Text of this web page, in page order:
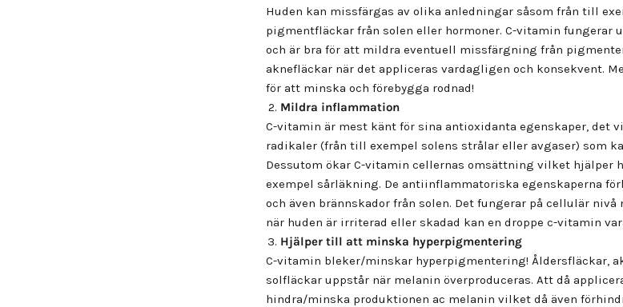
Huden kan missfärgas av olika anledningar såsom från till
pigmentfläckar från solen eller hormoner. C-vitamin fungerar
och är bra för att mildra eventuell missfärgning från
aknefläckar när det appliceras vardagligen och konsekvent.
för att minska och förebygga rodnad!
Mildra inflammation
C-vitamin är mest känt för sina antioxidanta egenskaper, det
radikaler (från till exempel solens strålar eller avgaser) som
Dessutom ökar C-vitamin cellernas omsättning vilket hjälper
exempel sårläkning. De antiinflammatoriska egenskaperna
och även brännskador från solen. Det fungerar på cellulär
när huden är irriterad eller skadad kan en droppe c-vitamin
Hjälper till att minska hyperpigmentering
C-vitamin bleker/minskar hyperpigmentering! Åldersfläckar,
solfläckar uppstår när melanin överproduceras. Att då
hindra/minska produktionen ac melanin vilket då även